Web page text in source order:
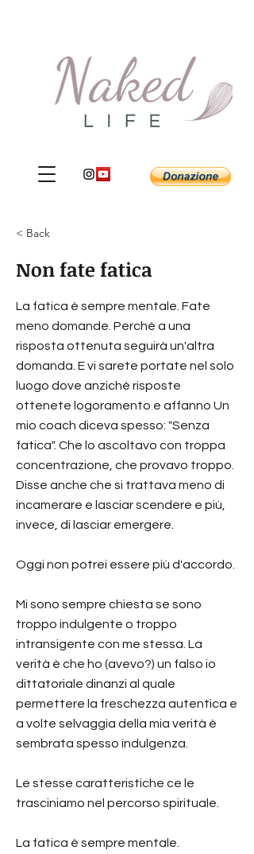
< Back
Non fate fatica
La fatica è sempre mentale. Fate
meno domande. Perché a una
risposta ottenuta seguirà un'altra
domanda. E vi sarete portate nel solo
luogo dove anziché risposte
ottenete logoramento e affanno Un
mio coach diceva spesso: "Senza
fatica". Che lo ascoltavo con troppa
concentrazione, che provavo troppo.
Disse anche che si trattava meno di
incamerare e lasciar scendere e più,
invece, di lasciar emergere.
Oggi non potrei essere più d'accordo.
Mi sono sempre chiesta se sono
troppo indulgente o troppo
intransigente con me stessa. La
verità è che ho (avevo?) un falso io
dittatoriale dinanzi al quale
permettere la freschezza autentica e
a volte selvaggia della mia verità è
sembrata spesso indulgenza.
Le stesse caratteristiche ce le
trasciniamo nel percorso spirituale.
La fatica è sempre mentale.